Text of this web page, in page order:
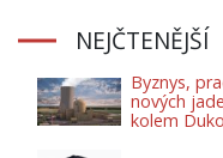
NEJČTENĚJŠÍ
Byznys,
nových
kolem